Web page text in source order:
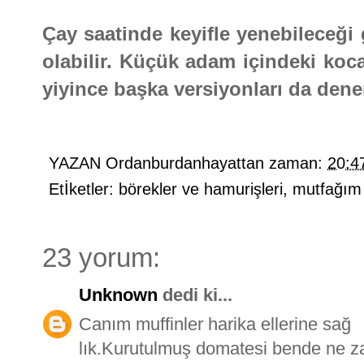
Çay saatinde keyifle
olabilir. Küçük adam içindeki
yiyince başka versiyonları da
YAZAN Ordanburdanhayattan zaman:
Etİketler: börekler ve hamurişleri, mutfağım
23 yorum:
Unknown dedi ki...
Canım muffinler harika ellerine sağ
lık.Kurutulmuş domatesi bende ne